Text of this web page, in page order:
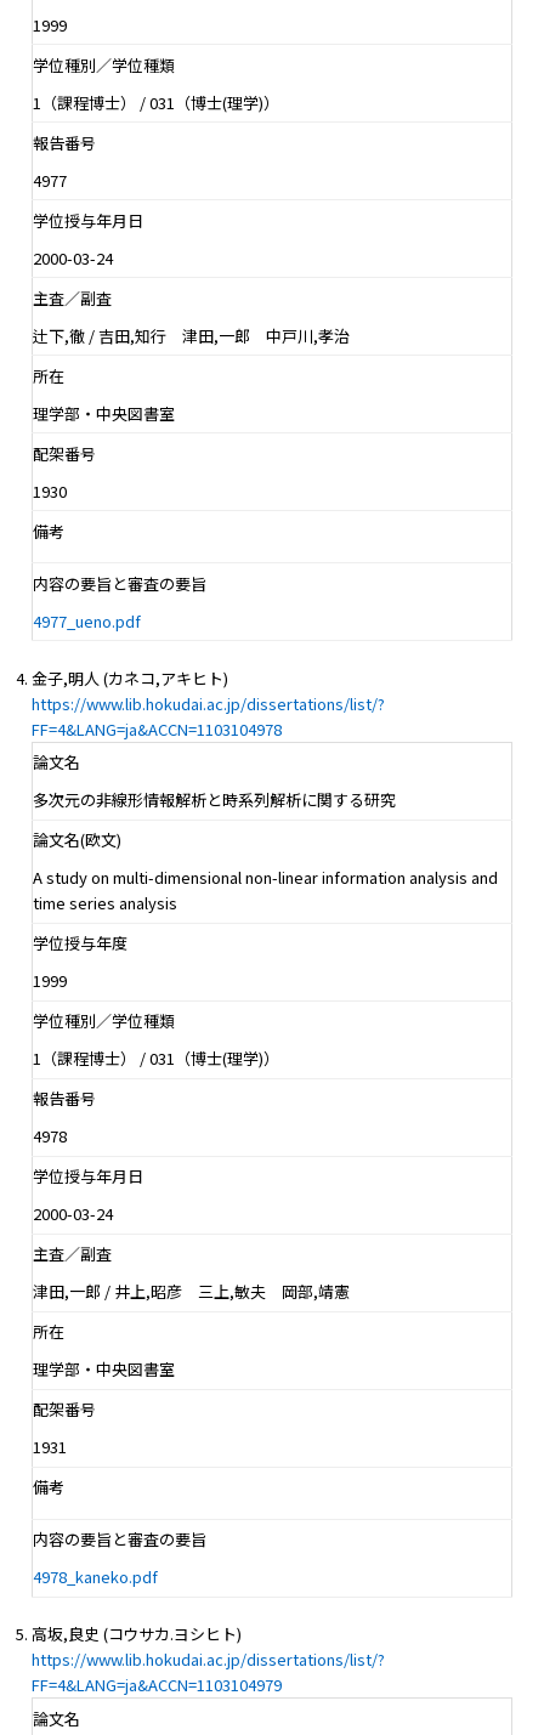
1999
学位種別／学位種類
1（課程博士） / 031（博士(理学)）
報告番号
4977
学位授与年月日
2000-03-24
主査／副査
辻下,徹 / 吉田,知行 津田,一郎 中戸川,孝治
所在
理学部・中央図書室
配架番号
1930
備考
内容の要旨と審査の要旨
4977_ueno.pdf
金子,明人 (カネコ,アキヒト)
https://www.lib.hokudai.ac.jp/dissertations/list/?
FF=4&LANG=ja&ACCN=1103104978
論文名
多次元の非線形情報解析と時系列解析に関する研究
論文名(欧文)
A study on multi-dimensional non-linear information analysis and
time series analysis
学位授与年度
1999
学位種別／学位種類
1（課程博士） / 031（博士(理学)）
報告番号
4978
学位授与年月日
2000-03-24
主査／副査
津田,一郎 / 井上,昭彦 三上,敏夫 岡部,靖憲
所在
理学部・中央図書室
配架番号
1931
備考
内容の要旨と審査の要旨
4978_kaneko.pdf
高坂,良史 (コウサカ.ヨシヒト)
https://www.lib.hokudai.ac.jp/dissertations/list/?
FF=4&LANG=ja&ACCN=1103104979
論文名